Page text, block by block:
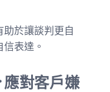
於讓談判更自
表達。
對客戶嫌